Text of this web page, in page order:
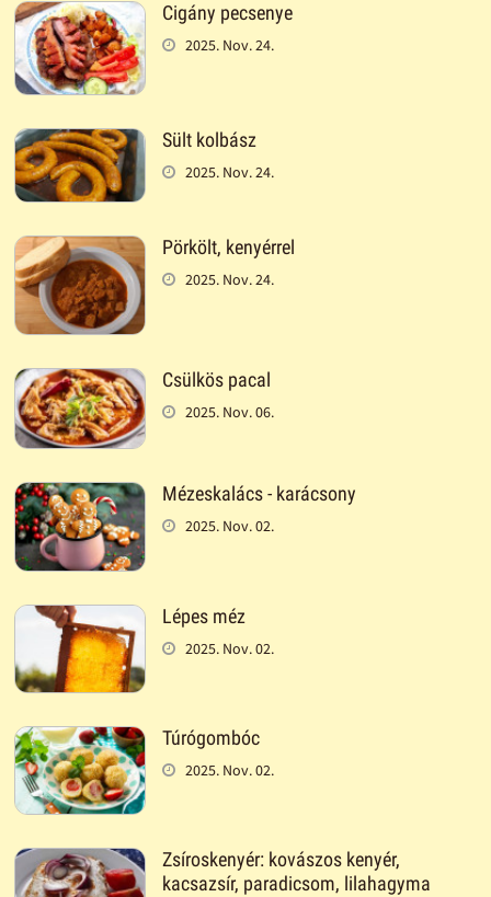
Cigány pecsenye
2025. Nov. 24.
Sült kolbász
2025. Nov. 24.
Pörkölt, kenyérrel
2025. Nov. 24.
Csülkös pacal
2025. Nov. 06.
Mézeskalács - karácsony
2025. Nov. 02.
Lépes méz
2025. Nov. 02.
Túrógombóc
2025. Nov. 02.
Zsíroskenyér: kovászos kenyér,
kacsazsír, paradicsom, lilahagyma